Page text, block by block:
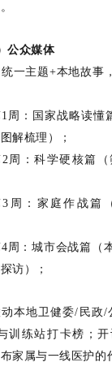
公众媒体
统一主题+本地故事
周：国家战略读懂
解梳理）；
2周：科学硬核篇
3周：家庭作战篇
周：城市会战篇（
访）；
本地卫健委/民政/
训练站打卡榜；
家属与一线医护的